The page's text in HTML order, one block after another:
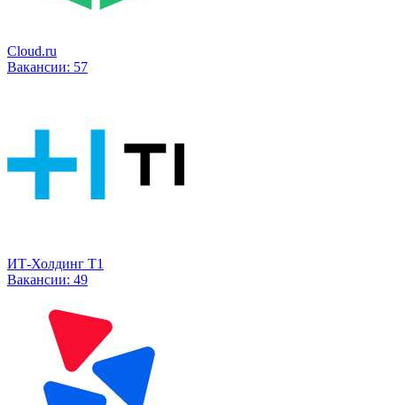
Cloud.ru
Вакансии: 57
ИТ-Холдинг Т1
Вакансии: 49